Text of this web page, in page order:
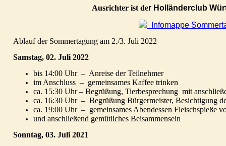
Ausrichter ist der Holländerclub
_Infomappe
Ablauf der Sommertagung am 2./3. Juli 2022
Samstag, 02. Juli 2022
bis 14:00 Uhr – Anreise der Teilnehmer
im Anschluss – gemeinsames Kaffee trinken
ca. 15:30 Uhr – Begrüßung, Tierbesprechung mit
ca. 16:30 Uhr – Begrüßung Bürgermeister, Besichtigung
ca. 19:00 Uhr – gemeinsames Abendessen Fleischspieße
und anschließend gemütliches Beisammensein
Sonntag, 03. Juli 2021